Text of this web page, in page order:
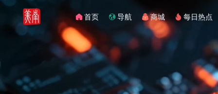
首页 导航 商城 每日热点